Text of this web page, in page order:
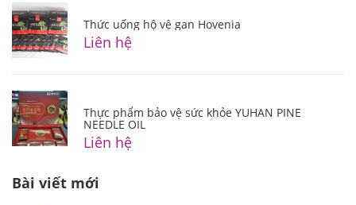
Thức uống hộ vệ gan Hovenia
Liên hệ
Thực phẩm bảo vệ sức khỏe YUHAN PINE
NEEDLE OIL
Liên hệ
Bài viết mới